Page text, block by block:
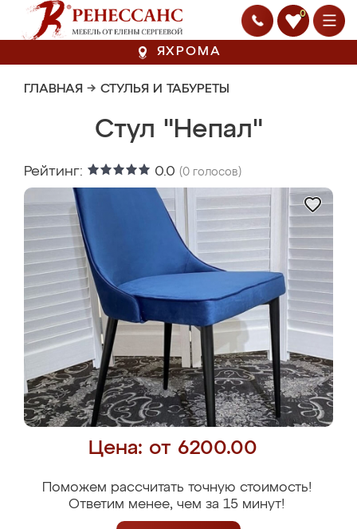
0
ЯХРОМА
ГЛАВНАЯ → СТУЛЬЯ И ТАБУРЕТЫ
Стул "Непал"
Рейтинг: 0.0 (0 голосов)
Цена: от 6200.00
Поможем рассчитать точную стоимость!
Ответим менее, чем за 15 минут!